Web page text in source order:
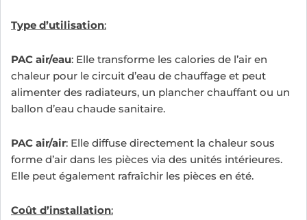
Type d’utilisation:
PAC air/eau: Elle transforme les calories de l’air en
chaleur pour le circuit d’eau de chauffage et peut
alimenter des radiateurs, un plancher chauffant ou un
ballon d’eau chaude sanitaire.
PAC air/air: Elle diffuse directement la chaleur sous
forme d’air dans les pièces via des unités intérieures.
Elle peut également rafraîchir les pièces en été.
Coût d’installation: